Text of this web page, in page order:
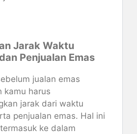
Jarak Waktu
Penjualan Emas
jualan emas
kamu harus
jarak dari waktu
penjualan emas. Hal ini
ke dalam